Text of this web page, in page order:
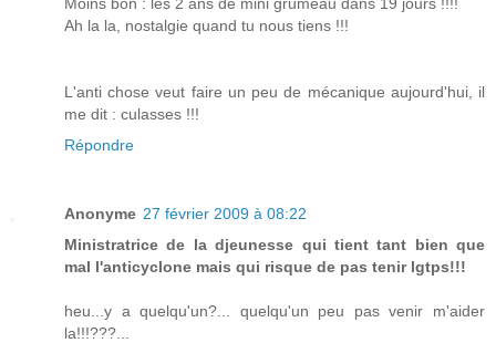
Ah la la, nostalgie quand tu nous tiens !!!
L'anti chose veut faire un peu de mécanique aujourd'hui, il
me dit : culasses !!!
Répondre
Anonyme 27 février 2009 à 08:22
Ministratrice de la djeunesse qui tient tant bien que
mal l'anticyclone mais qui risque de pas tenir lgtps!!!
heu...y a quelqu'un?... quelqu'un peu pas venir m'aider
la!!!???...